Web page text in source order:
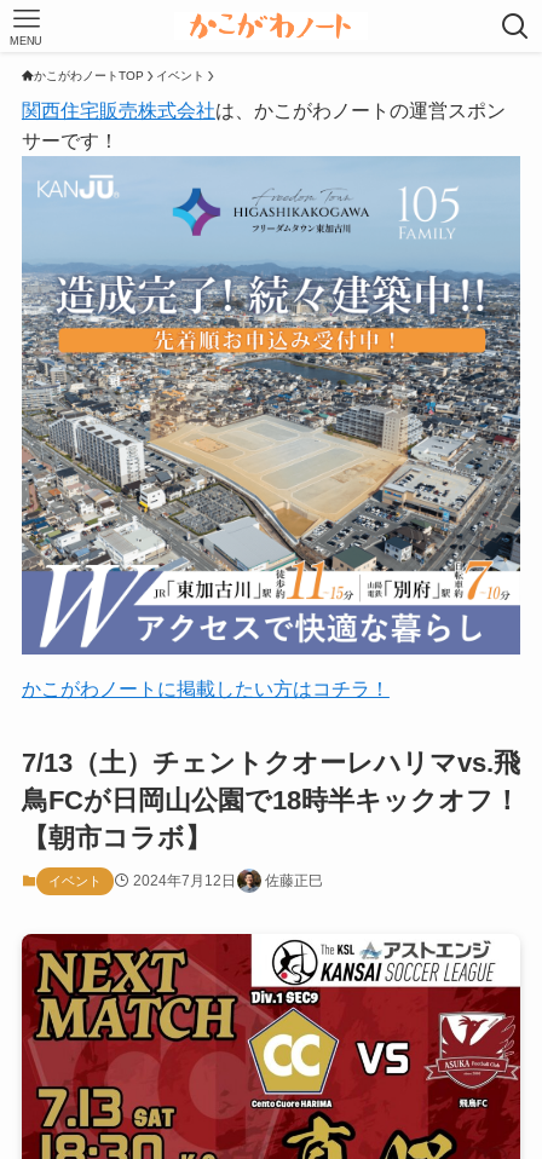
MENU
かこがわノートTOP イベント
関西住宅販売株式会社は、かこがわノートの運営スポン
サーです！
かこがわノートに掲載したい方はコチラ！
7/13（土）チェントクオーレハリマvs.飛
鳥FCが日岡山公園で18時半キックオフ！
【朝市コラボ】
イベント 2024年7月12日 佐藤正巳